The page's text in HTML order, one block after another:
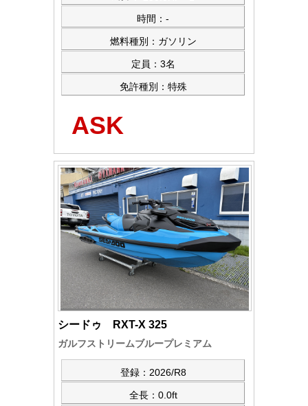
時間：-
燃料種別：ガソリン
定員：3名
免許種別：特殊
ASK
シードゥ RXT-X 325
ガルフストリームブループレミアム
登録：2026/R8
全長：0.0ft